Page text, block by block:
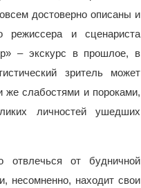
достоверно описаны и
режиссера и сценариста
– экскурс в прошлое, в
зритель может
же слабостями и пороками,
личностей ушедших
отвлечься от будничной
несомненно, находит свои